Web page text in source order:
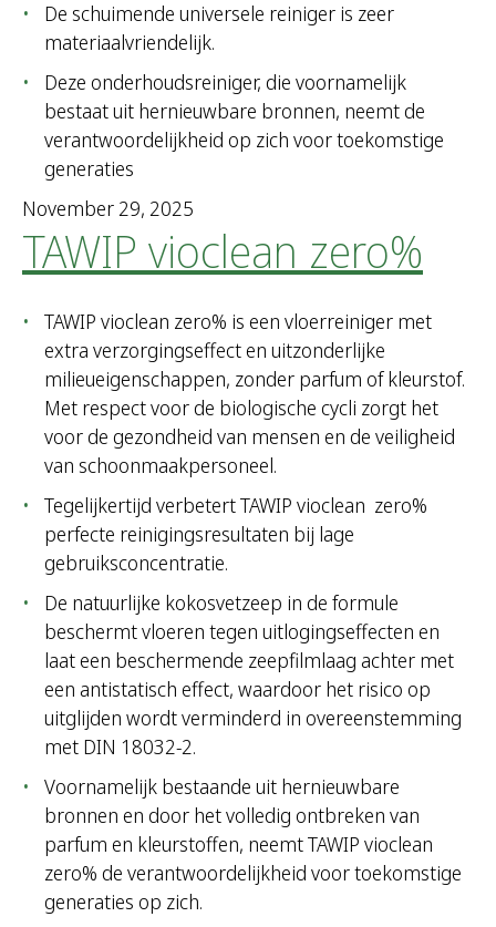
De schuimende universele reiniger is zeer
materiaalvriendelijk.
Deze onderhoudsreiniger, die voornamelijk
bestaat uit hernieuwbare bronnen, neemt de
verantwoordelijkheid op zich voor toekomstige
generaties
November 29, 2025
TAWIP vioclean zero%
TAWIP vioclean zero% is een vloerreiniger met
extra verzorgingseffect en uitzonderlijke
milieueigenschappen, zonder parfum of kleurstof.
Met respect voor de biologische cycli zorgt het
voor de gezondheid van mensen en de veiligheid
van schoonmaakpersoneel.
Tegelijkertijd verbetert TAWIP vioclean zero%
perfecte reinigingsresultaten bij lage
gebruiksconcentratie.
De natuurlijke kokosvetzeep in de formule
beschermt vloeren tegen uitlogingseffecten en
laat een beschermende zeepfilmlaag achter met
een antistatisch effect, waardoor het risico op
uitglijden wordt verminderd in overeenstemming
met DIN 18032-2.
Voornamelijk bestaande uit hernieuwbare
bronnen en door het volledig ontbreken van
parfum en kleurstoffen, neemt TAWIP vioclean
zero% de verantwoordelijkheid voor toekomstige
generaties op zich.